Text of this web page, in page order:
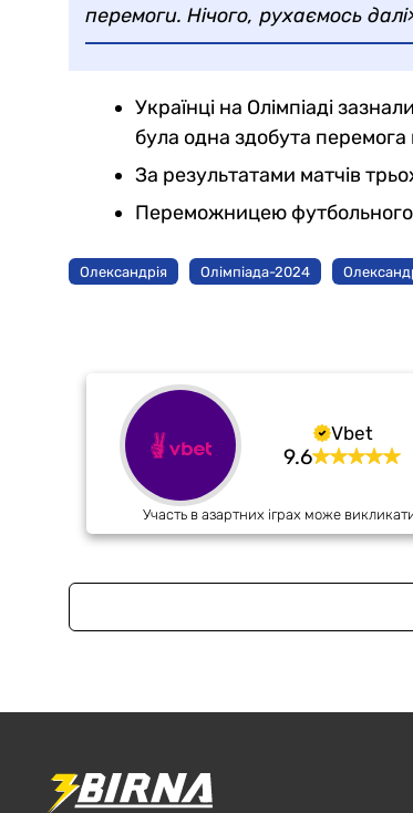
перемоги. Нічого, рухаємось
Українці на Олімпіаді
була одна здобута
За результатами матчів
Переможницею футбольного
Олександрія Олімпіада-2024
Vbet
9.6
Участь в азартних іграх може